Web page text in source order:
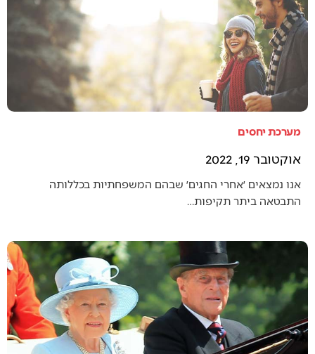
מערכת יחסים
אוקטובר 19, 2022
אנו נמצאים ׳אחרי החגים׳ שבהם המשפחתיות בכללותה
התבטאה ביתר תקיפות…